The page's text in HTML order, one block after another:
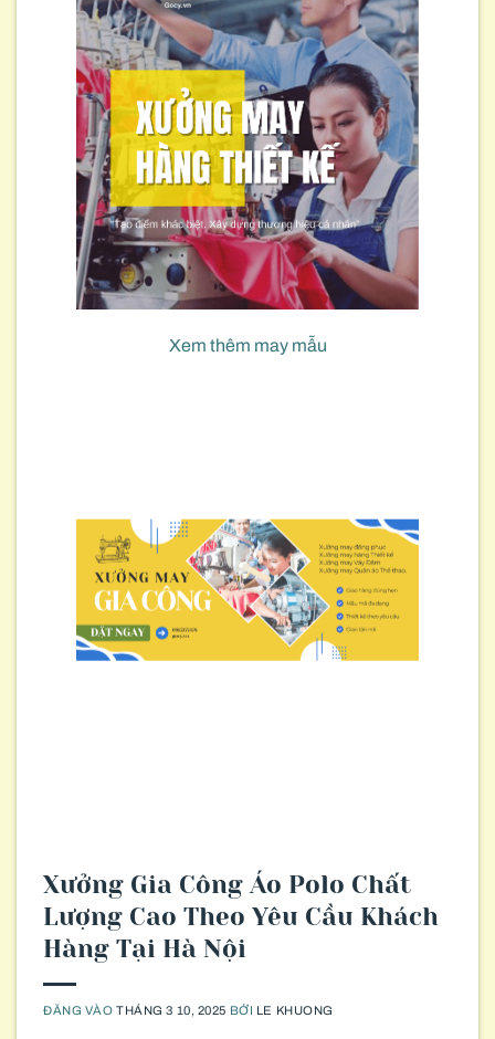
Xem thêm may mẫu
Xưởng Gia Công Áo Polo Chất
Lượng Cao Theo Yêu Cầu Khách
Hàng Tại Hà Nội
ĐĂNG VÀOTHÁNG 3 10, 2025 BỞI LE KHUONG